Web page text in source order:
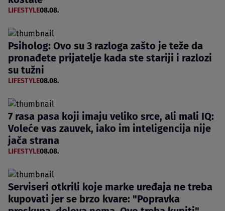
LIFESTYLE08.08.
Psiholog: Ovo su 3 razloga zašto je teže da
pronađete prijatelje kada ste stariji i razlozi
su tužni
LIFESTYLE08.08.
7 rasa pasa koji imaju veliko srce, ali mali IQ:
Voleće vas zauvek, iako im inteligencija nije
jača strana
LIFESTYLE08.08.
Serviseri otkrili koje marke uređaja ne treba
kupovati jer se brzo kvare: "Popravka